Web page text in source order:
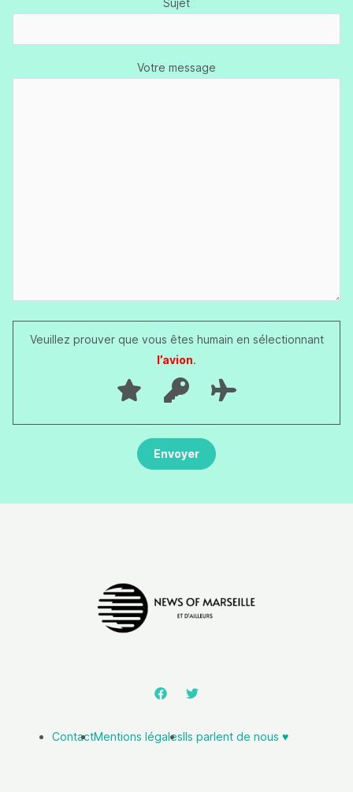
Votre message
Veuillez prouver que vous êtes humain en sélectionnant
l’avion.
ContactMentions légalesIls parlent de nous ♥️